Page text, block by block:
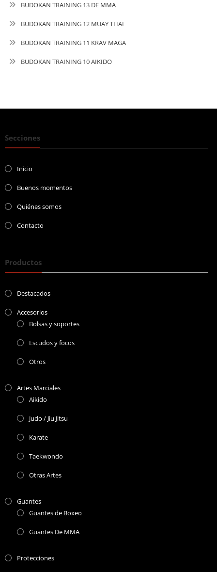
BUDOKAN TRAINING 13 DE MMA
BUDOKAN TRAINING 12 MUAY THAI
BUDOKAN TRAINING 11 KRAV MAGA
BUDOKAN TRAINING 10 AIKIDO
Secciones
Inicio
Buenos momentos
Quiénes somos
Contacto
Productos
Destacados
Accesorios
Bolsas y soportes
Escudos y focos
Otros
Artes Marciales
Aikido
Judo / Jiu Jitsu
Karate
Taekwondo
Otras Artes
Guantes
Guantes de Boxeo
Guantes De MMA
Protecciones